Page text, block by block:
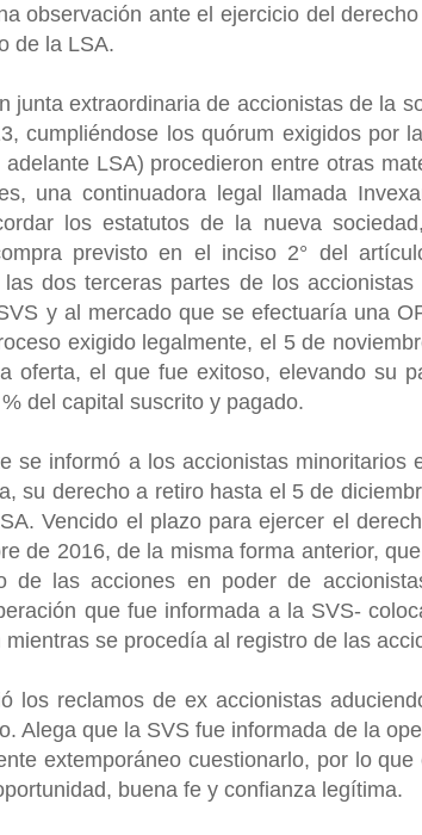
observación ante el ejercicio del
de la LSA.
junta extraordinaria de accionistas de la
cumpliéndose los quórum exigidos por
LSA) procedieron entre otras
una continuadora legal llamada
los estatutos de la nueva
previsto en el inciso 2° del
dos terceras partes de los
y al mercado que se efectuaría una
exigido legalmente, el 5 de
oferta, el que fue exitoso, elevando su
del capital suscrito y pagado.
se informó a los accionistas minoritarios
su derecho a retiro hasta el 5 de
Vencido el plazo para ejercer el
de 2016, de la misma forma anterior,
de las acciones en poder de
que fue informada a la SVS-
mientras se procedía al registro de las
los reclamos de ex accionistas
Alega que la SVS fue informada de la
extemporáneo cuestionarlo, por lo
buena fe y confianza legítima.